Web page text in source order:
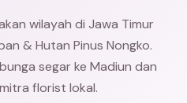
wilayah di Jawa Timur
& Hutan Pinus Nongko.
segar ke Madiun dan
florist lokal.